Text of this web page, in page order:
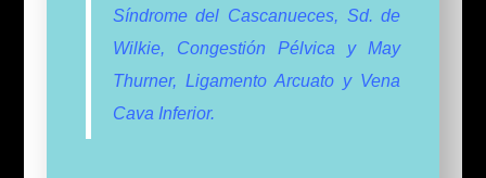
Síndrome del Cascanueces, Sd. de
Wilkie, Congestión Pélvica y May
Thurner, Ligamento Arcuato y Vena
Cava Inferior.